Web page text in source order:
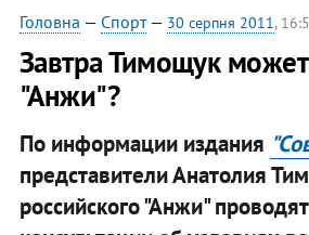
Головна — Спорт— 30 серпня 2011,
Завтра Тимощук
"Анжи"?
По информации издания
представители Анатолия
российского "Анжи"